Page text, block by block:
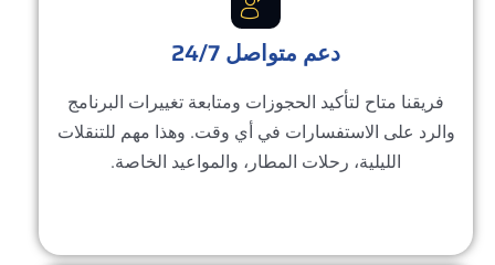
دعم متواصل 24/7
فريقنا متاح لتأكيد الحجوزات ومتابعة تغييرات البرنامج
على الاستفسارات في أي وقت. وهذا مهم للتنقلات
الليلية، رحلات المطار، والمواعيد الخاصة.